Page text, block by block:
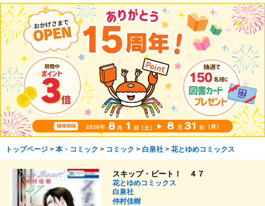
トップページ> 本・コミック > コミック > 白泉社> 花とゆめコミックス
スキップ・ビート！ ４７
花とゆめコミックス
白泉社
仲村佳樹